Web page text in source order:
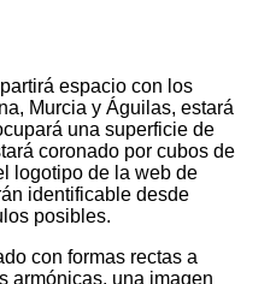
espacio con los
Murcia y Águilas, estará
una superficie de
coronado por cubos de
logotipo de la web de
identificable desde
posibles.
con formas rectas a
armónicas, una imagen